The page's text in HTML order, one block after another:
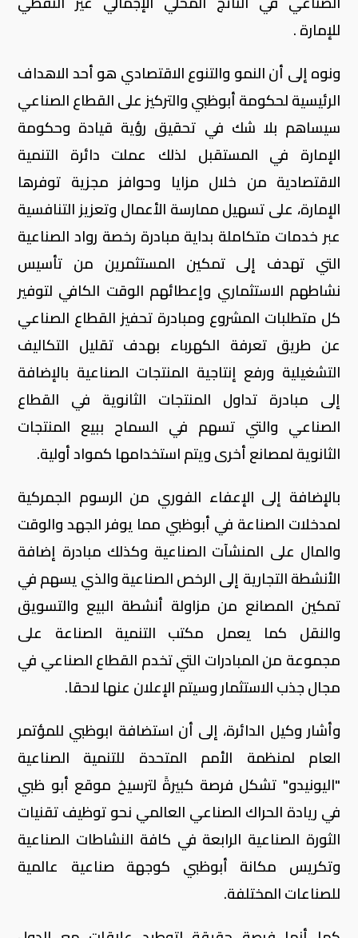
للإمارة .
ونوه إلى أن النمو والتنوع الاقتصادي هو أحد الاهداف
الرئيسية لحكومة أبوظبي والتركيز على القطاع الصناعي
سيساهم بلا شك في تحقيق رؤية قيادة وحكومة
الإمارة في المستقبل لذلك عملت دائرة التنمية
الاقتصادية من خلال مزايا وحوافز مجزية توفرها
الإمارة، على تسهيل ممارسة الأعمال وتعزيز التنافسية
عبر خدمات متكاملة بداية مبادرة رخصة رواد الصناعية
التي تهدف إلى تمكين المستثمرين من تأسيس
نشاطهم الاستثماري وإعطائهم الوقت الكافي لتوفير
كل متطلبات المشروع ومبادرة تحفيز القطاع الصناعي
عن طريق تعرفة الكهرباء بهدف تقليل التكاليف
التشغيلية ورفع إنتاجية المنتجات الصناعية بالإضافة
إلى مبادرة تداول المنتجات الثانوية في القطاع
الصناعي والتي تسهم في السماح ببيع المنتجات
الثانوية لمصانع أخرى ويتم استخدامها كمواد أولية.
بالإضافة إلى الإعفاء الفوري من الرسوم الجمركية
لمدخلات الصناعة في أبوظبي مما يوفر الجهد والوقت
والمال على المنشآت الصناعية وكذلك مبادرة إضافة
الأنشطة التجارية إلى الرخص الصناعية والذي يسهم في
تمكين المصانع من مزاولة أنشطة البيع والتسويق
والنقل كما يعمل مكتب التنمية الصناعة على
مجموعة من المبادرات التي تخدم القطاع الصناعي في
مجال جذب الاستثمار وسيتم الإعلان عنها لاحقا.
وأشار وكيل الدائرة، إلى أن استضافة ابوظبي للمؤتمر
العام لمنظمة الأمم المتحدة للتنمية الصناعية
"اليونيدو" تشكل فرصة كبيرةً لترسيخ موقع أبو ظبي
في ريادة الحراك الصناعي العالمي نحو توظيف تقنيات
الثورة الصناعية الرابعة في كافة النشاطات الصناعية
وتكريس مكانة أبوظبي كوجهة صناعية عالمية
للصناعات المختلفة.